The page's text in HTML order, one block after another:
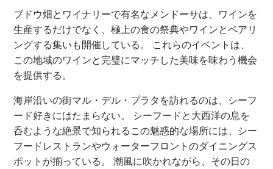
ブドウ畑とワイナリーで有名なメンドーサは、ワインを
生産するだけでなく、極上の食の祭典やワインとペアリ
ングする集いも開催している。 これらのイベントは、
この地域のワインと完璧にマッチした美味を味わう機会
を提供する。
海岸沿いの街マル・デル・プラタを訪れるのは、シーフ
ード好きにはたまらない。 シーフードと大西洋の息を
呑むような絶景で知られるこの魅惑的な場所には、シー
フードレストランやウォーターフロントのダイニングス
ポットが揃っている。 潮風に吹かれながら、その日の